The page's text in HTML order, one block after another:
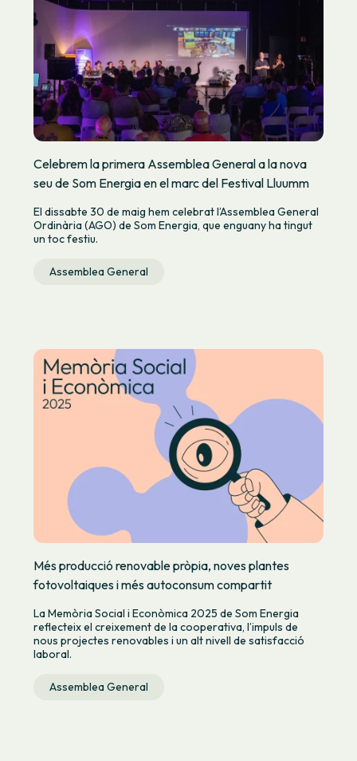
Celebrem la primera Assemblea General a la nova
seu de Som Energia en el marc del Festival Lluumm
El dissabte 30 de maig hem celebrat l’Assemblea General
Ordinària (AGO) de Som Energia, que enguany ha tingut
un toc festiu.
Assemblea General
Més producció renovable pròpia, noves plantes
fotovoltaiques i més autoconsum compartit
La Memòria Social i Econòmica 2025 de Som Energia
reflecteix el creixement de la cooperativa, l’impuls de
nous projectes renovables i un alt nivell de satisfacció
laboral.
Assemblea General